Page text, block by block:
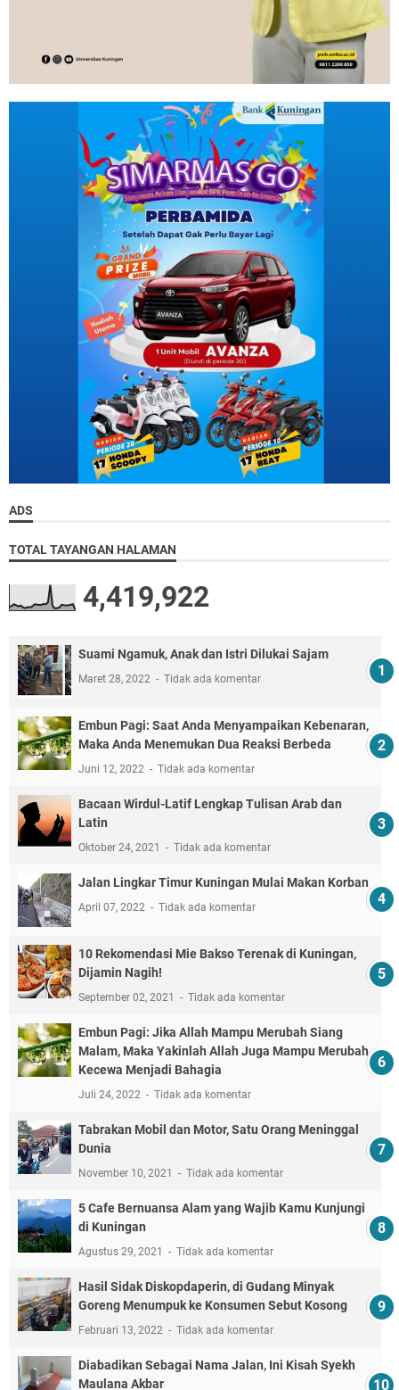
ADS
TOTAL TAYANGAN HALAMAN
4,419,922
Suami Ngamuk, Anak dan Istri Dilukai Sajam
Maret 28, 2022 Tidak ada komentar
Embun Pagi: Saat Anda Menyampaikan Kebenaran,
Maka Anda Menemukan Dua Reaksi Berbeda
Juni 12, 2022 Tidak ada komentar
Bacaan Wirdul-Latif Lengkap Tulisan Arab dan
Latin
Oktober 24, 2021 Tidak ada komentar
Jalan Lingkar Timur Kuningan Mulai Makan Korban
April 07, 2022 Tidak ada komentar
10 Rekomendasi Mie Bakso Terenak di Kuningan,
Dijamin Nagih!
September 02, 2021 Tidak ada komentar
Embun Pagi: Jika Allah Mampu Merubah Siang
Malam, Maka Yakinlah Allah Juga Mampu Merubah
Kecewa Menjadi Bahagia
Juli 24, 2022 Tidak ada komentar
Tabrakan Mobil dan Motor, Satu Orang Meninggal
Dunia
November 10, 2021 Tidak ada komentar
5 Cafe Bernuansa Alam yang Wajib Kamu Kunjungi
di Kuningan
Agustus 29, 2021 Tidak ada komentar
Hasil Sidak Diskopdaperin, di Gudang Minyak
Goreng Menumpuk ke Konsumen Sebut Kosong
Februari 13, 2022 Tidak ada komentar
Diabadikan Sebagai Nama Jalan, Ini Kisah Syekh
Maulana Akbar